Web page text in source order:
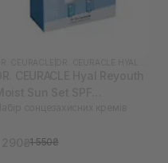
1 290₴1 550₴